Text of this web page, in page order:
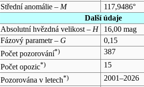
Střední anomálie – M
117,9486°
Další údaje
Absolutní hvězdná velikost – H
16,00 mag
Fázový parametr – G
0,15
Počet pozorování*)
387
Počet opozic*)
15
Pozorována v letech*)
2001–2026